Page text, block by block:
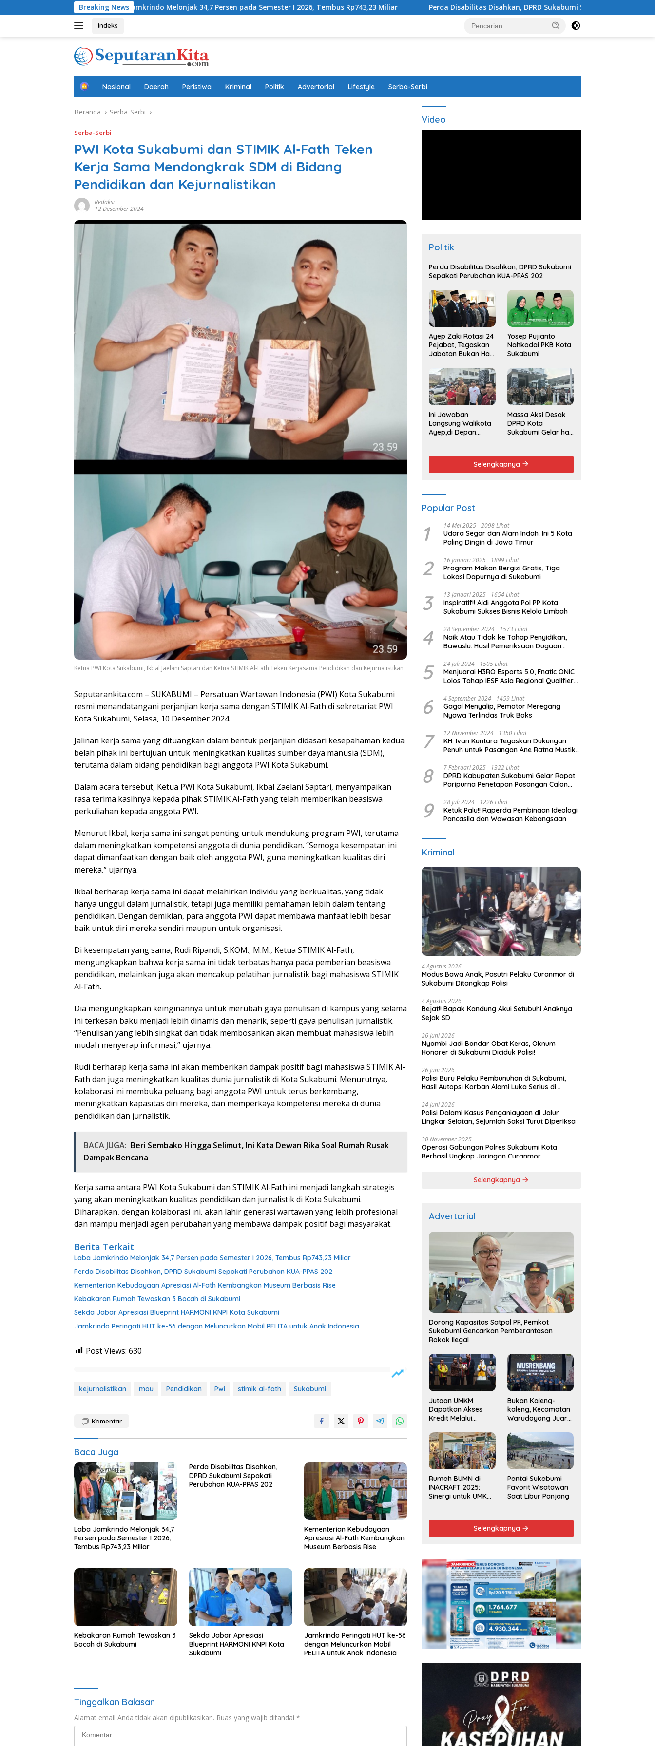
ke
Breaking News
Laba Jamkrindo Melonjak 34,7 Persen pada Semester I 2026, Tembus Rp743,23 Miliar Perda Disabilitas Disahkan, DPRD Sukabumi Sepakati Perubahan KUA-PPAS 202
Indeks
B
a
d
Nasional Daerah Peristiwa Kriminal Politik Advertorial Lifestyle Serba-Serbi
Beranda Serba-Serbi
Serba-Serbi
PWI Kota Sukabumi dan STIMIK Al-Fath Teken
Kerja Sama Mendongkrak SDM di Bidang
Pendidikan dan Kejurnalistikan
Redaksi
12 Desember 2024
Ketua PWI Kota Sukabumi, Ikbal Jaelani Saptari dan Ketua STIMIK Al-Fath Teken Kerjasama Pendidikan dan Kejurnalistikan
Seputarankita.com – SUKABUMI – Persatuan Wartawan Indonesia (PWI) Kota Sukabumi
resmi menandatangani perjanjian kerja sama dengan STIMIK Al-Fath di sekretariat PWI
Kota Sukabumi, Selasa, 10 Desember 2024.
Jalinan kerja sama yang dituangkan dalam bentuk perjanjian didasari kesepahaman kedua
belah pihak ini bertujuan untuk meningkatkan kualitas sumber daya manusia (SDM),
terutama dalam bidang pendidikan bagi anggota PWI Kota Sukabumi.
Dalam acara tersebut, Ketua PWI Kota Sukabumi, Ikbal Zaelani Saptari, menyampaikan
rasa terima kasihnya kepada pihak STIMIK Al-Fath yang telah memberikan beasiswa
perkuliahan kepada anggota PWI.
Menurut Ikbal, kerja sama ini sangat penting untuk mendukung program PWI, terutama
dalam meningkatkan kompetensi anggota di dunia pendidikan. “Semoga kesempatan ini
dapat dimanfaatkan dengan baik oleh anggota PWI, guna meningkatkan kualitas diri
mereka,” ujarnya.
Ikbal berharap kerja sama ini dapat melahirkan individu yang berkualitas, yang tidak
hanya unggul dalam jurnalistik, tetapi juga memiliki pemahaman lebih dalam tentang
pendidikan. Dengan demikian, para anggota PWI dapat membawa manfaat lebih besar
baik untuk diri mereka sendiri maupun untuk organisasi.
Di kesempatan yang sama, Rudi Ripandi, S.KOM., M.M., Ketua STIMIK Al-Fath,
mengungkapkan bahwa kerja sama ini tidak terbatas hanya pada pemberian beasiswa
pendidikan, melainkan juga akan mencakup pelatihan jurnalistik bagi mahasiswa STIMIK
Al-Fath.
Dia mengungkapkan keinginannya untuk merubah gaya penulisan di kampus yang selama
ini terkesan baku menjadi lebih dinamis dan menarik, seperti gaya penulisan jurnalistik.
“Penulisan yang lebih singkat dan tidak membosankan akan membuat mahasiswa lebih
mudah menyerap informasi,” ujarnya.
Rudi berharap kerja sama ini akan memberikan dampak positif bagi mahasiswa STIMIK Al-
Fath dan juga meningkatkan kualitas dunia jurnalistik di Kota Sukabumi. Menurutnya,
kolaborasi ini membuka peluang bagi anggota PWI untuk terus berkembang,
meningkatkan kapasitas diri mereka, dan memperkaya kompetensi mereka di dunia
pendidikan dan jurnalistik.
BACA JUGA: Beri Sembako Hingga Selimut, Ini Kata Dewan Rika Soal Rumah Rusak
Dampak Bencana
Kerja sama antara PWI Kota Sukabumi dan STIMIK Al-Fath ini menjadi langkah strategis
yang akan meningkatkan kualitas pendidikan dan jurnalistik di Kota Sukabumi.
Diharapkan, dengan kolaborasi ini, akan lahir generasi wartawan yang lebih profesional
dan mampu menjadi agen perubahan yang membawa dampak positif bagi masyarakat.
Berita Terkait
Laba Jamkrindo Melonjak 34,7 Persen pada Semester I 2026, Tembus Rp743,23 Miliar
Perda Disabilitas Disahkan, DPRD Sukabumi Sepakati Perubahan KUA-PPAS 202
Kementerian Kebudayaan Apresiasi Al-Fath Kembangkan Museum Berbasis Rise
Kebakaran Rumah Tewaskan 3 Bocah di Sukabumi
Sekda Jabar Apresiasi Blueprint HARMONI KNPI Kota Sukabumi
Jamkrindo Peringati HUT ke-56 dengan Meluncurkan Mobil PELITA untuk Anak Indonesia
Post Views: 630
kejurnalistikan mou Pendidikan Pwi stimik al-fath Sukabumi
Komentar
Baca Juga
Laba Jamkrindo Melonjak 34,7
Persen pada Semester I 2026,
Tembus Rp743,23 Miliar
Perda Disabilitas Disahkan,
DPRD Sukabumi Sepakati
Perubahan KUA-PPAS 202
Kementerian Kebudayaan
Apresiasi Al-Fath Kembangkan
Museum Berbasis Rise
Kebakaran Rumah Tewaskan 3
Bocah di Sukabumi
Sekda Jabar Apresiasi
Blueprint HARMONI KNPI Kota
Sukabumi
Jamkrindo Peringati HUT ke-56
dengan Meluncurkan Mobil
PELITA untuk Anak Indonesia
Tinggalkan Balasan
Alamat email Anda tidak akan dipublikasikan. Ruas yang wajib ditandai *
Video
Politik
Perda Disabilitas Disahkan, DPRD Sukabumi
Sepakati Perubahan KUA-PPAS 202
Ayep Zaki Rotasi 24
Pejabat, Tegaskan
Jabatan Bukan Hak
Yosep Pujianto
Nahkodai PKB Kota
Sukabumi
Ini Jawaban
Langsung Walikota
Ayep,di Depan
Massa Aksi Desak
DPRD Kota
Sukabumi Gelar hak
Walikota
Selengkapnya
Popular Post
1 14 Mei 2025 2098 Lihat
Udara Segar dan Alam Indah: Ini 5 Kota
Paling Dingin di Jawa Timur
2 16 Januari 2025 1899 Lihat
Program Makan Bergizi Gratis, Tiga
Lokasi Dapurnya di Sukabumi
3 13 Januari 2025 1654 Lihat
Inspiratif!! Aldi Anggota Pol PP Kota
Sukabumi Sukses Bisnis Kelola Limbah
4 28 September 2024 1573 Lihat
Naik Atau Tidak ke Tahap Penyidikan,
Bawaslu: Hasil Pemeriksaan Dugaan
5 24 Juli 2024 1505 Lihat
Menjuarai H3RO Esports 5.0, Fnatic ONIC
Lolos Tahap IESF Asia Regional Qualifier
6 4 September 2024 1459 Lihat
Gagal Menyalip, Pemotor Meregang
Nyawa Terlindas Truk Boks
7 12 November 2024 1350 Lihat
KH. Ivan Kuntara Tegaskan Dukungan
Penuh untuk Pasangan Ane Ratna Mustika
Purwakarta 2024
8 7 Februari 2025 1322 Lihat
DPRD Kabupaten Sukabumi Gelar Rapat
Paripurna Penetapan Pasangan Calon
Pejabat Eksekutif
9 28 Juli 2024 1226 Lihat
Ketuk Palu!! Raperda Pembinaan Ideologi
Pancasila dan Wawasan Kebangsaan
Kriminal
4 Agustus 2026
Modus Bawa Anak, Pasutri Pelaku Curanmor di
Sukabumi Ditangkap Polisi
4 Agustus 2026
Bejat!! Bapak Kandung Akui Setubuhi Anaknya
Sejak SD
26 Juni 2026
Nyambi Jadi Bandar Obat Keras, Oknum
Honorer di Sukabumi Diciduk Polisi!
26 Juni 2026
Polisi Buru Pelaku Pembunuhan di Sukabumi,
Hasil Autopsi Korban Alami Luka Serius di
24 Juni 2026
Polisi Dalami Kasus Penganiayaan di Jalur
Lingkar Selatan, Sejumlah Saksi Turut Diperiksa
30 November 2025
Operasi Gabungan Polres Sukabumi Kota
Berhasil Ungkap Jaringan Curanmor
Selengkapnya
Advertorial
Dorong Kapasitas Satpol PP, Pemkot
Sukabumi Gencarkan Pemberantasan
Rokok Ilegal
Jutaan UMKM
Dapatkan Akses
Kredit Melalui
Jamkrindo
Bukan Kaleng-
kaleng, Kecamatan
Warudoyong Juara
Musrenbang
Kecamatan 2025
Rumah BUMN di
INACRAFT 2025:
Sinergi untuk UMKM
Pantai Sukabumi
Favorit Wisatawan
Saat Libur Panjang
Selengkapnya